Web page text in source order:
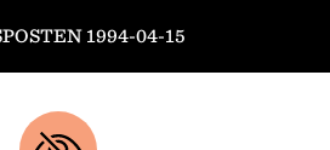
1994-04-15